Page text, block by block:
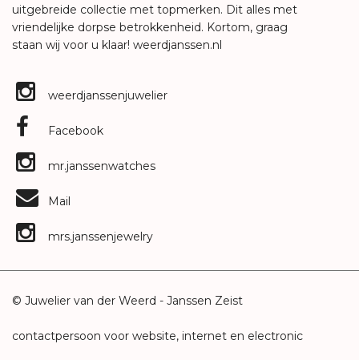
uitgebreide collectie met topmerken. Dit alles met
vriendelijke dorpse betrokkenheid. Kortom, graag
staan wij voor u klaar! weerdjanssen.nl
weerdjanssenjuwelier
Facebook
mr.janssenwatches
Mail
mrs.janssenjewelry
© Juwelier van der Weerd - Janssen Zeist
contactpersoon voor website, internet en electronic